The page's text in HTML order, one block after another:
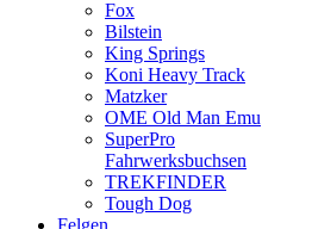
Fox
Bilstein
King Springs
Koni Heavy Track
Matzker
OME Old Man Emu
SuperPro
Fahrwerksbuchsen
TREKFINDER
Tough Dog
Felgen